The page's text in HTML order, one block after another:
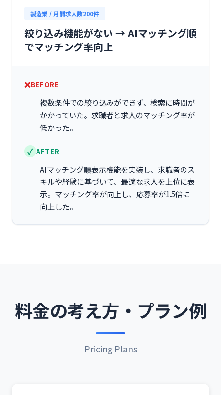
製造業 / 月間求人数200件
絞り込み機能がない → AIマッチング順
でマッチング率向上
BEFORE
複数条件での絞り込みができず、検索に時間が
かかっていた。求職者と求人のマッチング率が
低かった。
AFTER
AIマッチング順表示機能を実装し、求職者のス
キルや経験に基づいて、最適な求人を上位に表
示。マッチング率が向上し、応募率が1.5倍に
向上した。
料金の考え方・プラン例
Pricing Plans